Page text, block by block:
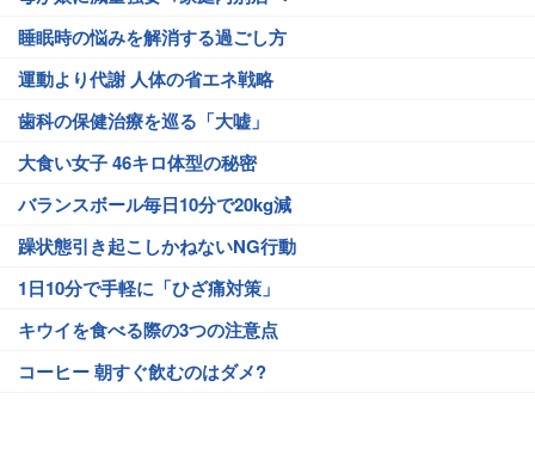
睡眠時の悩みを解消する過ごし方
運動より代謝 人体の省エネ戦略
歯科の保健治療を巡る「大嘘」
大食い女子 46キロ体型の秘密
バランスボール毎日10分で20kg減
躁状態引き起こしかねないNG行動
1日10分で手軽に「ひざ痛対策」
キウイを食べる際の3つの注意点
コーヒー 朝すぐ飲むのはダメ?